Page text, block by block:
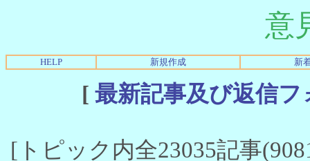
意
HELP 新規作成 新
[ 最新記事及び返信
[トピック内全23035記事